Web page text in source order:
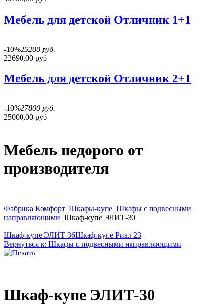
Мебель для детской Отличник 1+1
-10%25200 руб.
22690,00 руб
Мебель для детской Отличник 2+1
-10%27800 руб.
25000,00 руб
Мебель недорого от
производителя
Фабрика Комфорт Шкафы-купе Шкафы с подвесными
направляющими Шкаф-купе ЭЛИТ-30
Шкаф-купе ЭЛИТ-36Шкаф-купе Риал 23
Вернуться к: Шкафы с подвесными направляющими
Шкаф-купе ЭЛИТ-30